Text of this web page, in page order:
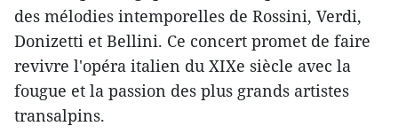
des mélodies intemporelles de Rossini, Verdi,
Donizetti et Bellini. Ce concert promet de faire
revivre l'opéra italien du XIXe siècle avec la
fougue et la passion des plus grands artistes
transalpins.